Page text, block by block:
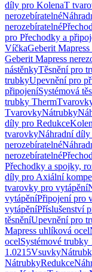
díly pro KolenaT
nerozebíratelné
nerozebíratelné
pro Přechodky a
VíčkaGeberit
Geberit Mapress
nástěnkyTěsnění pro
trubkyUpevnění pro
připojeníSystémová
trubky Therm
TvarovkyNátrubky
díly pro Redukce
tvarovkyNáhradní
nerozebíratelné
nerozebíratelné
Přechodky a spojky,
díly pro Axiální
tvarovky pro vytápění
vytápěníPřipojení pro
vytápěníPříslušenství
těsněníUpevnění pro
Mapress uhlíková ocel
ocelSystémové trubky
1.0215Vsuvky
NátrubkyRedukce